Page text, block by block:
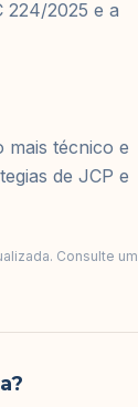
224/2025 e a
mais técnico e
de JCP e
Consulte um